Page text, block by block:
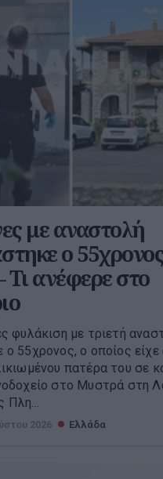
με αναστολή
ο
ανέφερε στο
φυλάκιση με τριετή
ο 55χρονος, ο οποίος
πατέρα του σε
στο Μυστρά στη
2026 Ελλάδα